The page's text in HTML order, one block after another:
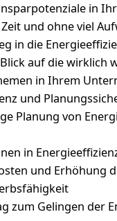
in
und ohne viel
in die
auf die wirklich
in Ihrem
und
Planung von
in
und Erhöhung
zum Gelingen der